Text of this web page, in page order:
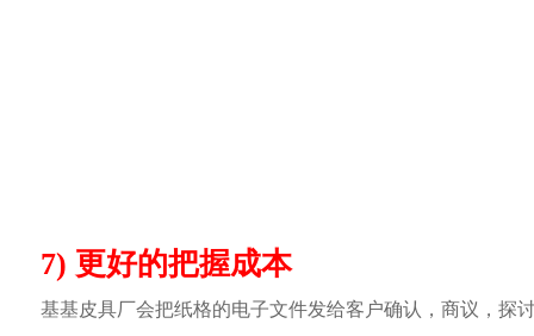
7) 更好的把握成本
基基皮具厂会把纸格的电子文件发给客户确认，商议，探